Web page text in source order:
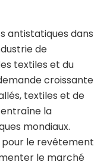
antistatiques dans
de
textiles et du
croissante
textiles et de
la
mondiaux.
pour le revêtement
le marché